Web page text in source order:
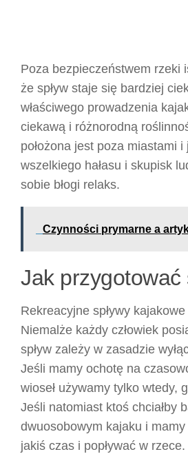
Poza bezpieczeństwem rzeki
że spływ staje się bardziej
właściwego prowadzenia
ciekawą i różnorodną
położona jest poza miastami
wszelkiego hałasu i skupisk
sobie błogi relaks.
Czynności prymarne a
Jak przygotować
Rekreacyjne spływy
Niemalże każdy człowiek
spływ zależy w zasadzie
Jeśli mamy ochotę na
wioseł używamy tylko wtedy,
Jeśli natomiast ktoś chciałby
dwuosobowym kajaku i
jakiś czas i popływać w